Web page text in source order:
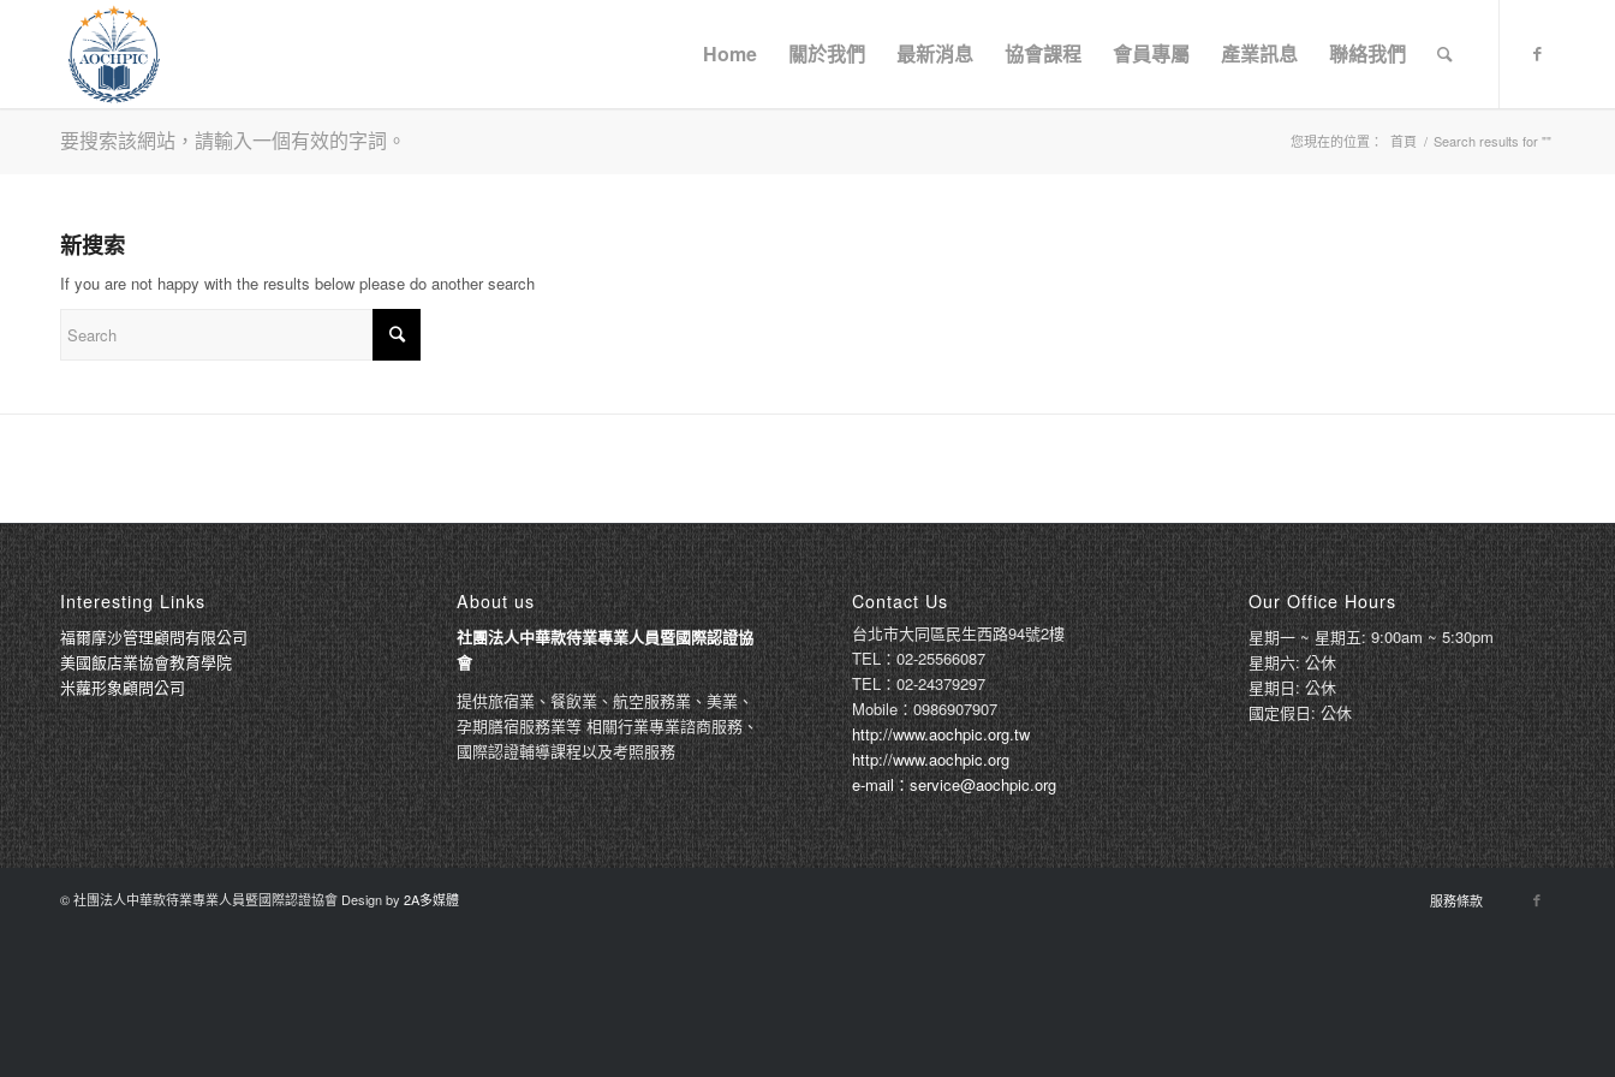
Home 關於我們 最新消息 協會課程 會員專屬 產業訊息 聯絡我們
要搜索該網站，請輸入一個有效的字詞。 您現在的位置： 首頁 / Search results for ""
新搜索
If you are not happy with the results below please do another search
Interesting Links
福爾摩沙管理顧問有限公司
美國飯店業協會教育學院
米蘿形象顧問公司
About us
社團法人中華款待業專業人員暨國際認證協
會
提供旅宿業、餐飲業、航空服務業、美業、
孕期膳宿服務業等 相關行業專業諮商服務、
國際認證輔導課程以及考照服務
Contact Us
台北市大同區民生西路94號2樓
TEL：02-25566087
TEL：02-24379297
Mobile：0986907907
http://www.aochpic.org.tw
http://www.aochpic.org
e-mail：service@aochpic.org
Our Office Hours
星期一 ~ 星期五: 9:00am ~ 5:30pm
星期六: 公休
星期日: 公休
國定假日: 公休
© 社團法人中華款待業專業人員暨國際認證協會 Design by 2A多媒體 服務條款